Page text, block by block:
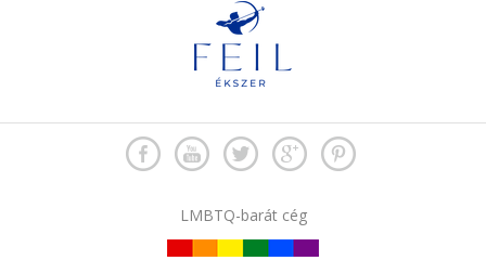
LMBTQ-barát cég